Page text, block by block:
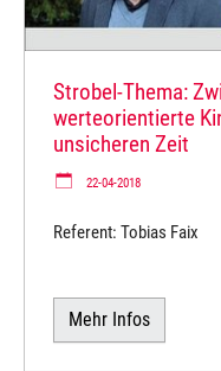
Strobel-Thema:
werteorientierte
unsicheren Zeit
22-04-2018
Referent: Tobias Faix
Mehr Infos